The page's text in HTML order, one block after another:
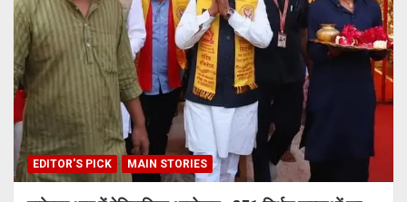
EDITOR'S PICK MAIN STORIES